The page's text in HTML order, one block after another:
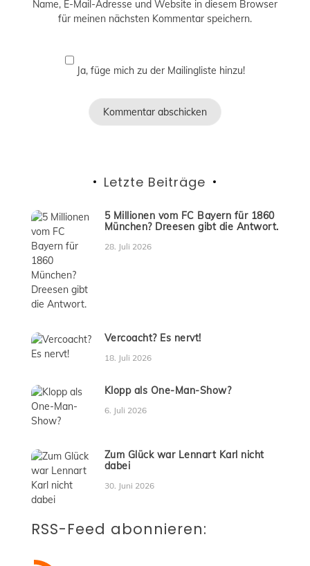
Name, E-Mail-Adresse und Website in diesem Browser
für meinen nächsten Kommentar speichern.
Ja, füge mich zu der Mailingliste hinzu!
Letzte Beiträge
5 Millionen vom FC Bayern für 1860
München? Dreesen gibt die Antwort.
28. Juli 2026
Vercoacht? Es nervt!
18. Juli 2026
Klopp als One-Man-Show?
6. Juli 2026
Zum Glück war Lennart Karl nicht
dabei
30. Juni 2026
RSS-Feed abonnieren: